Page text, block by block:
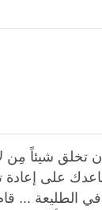
تخلق شيئاً مِن
على إعادة
في الطليعة ...